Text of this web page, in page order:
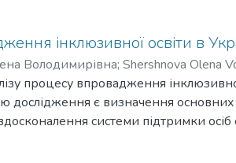
інклюзивної освіти в
Володимирівна; Shershnova Olena
процесу впровадження
дослідження є визначення основних
системи підтримки осіб
підходи, що дали змогу